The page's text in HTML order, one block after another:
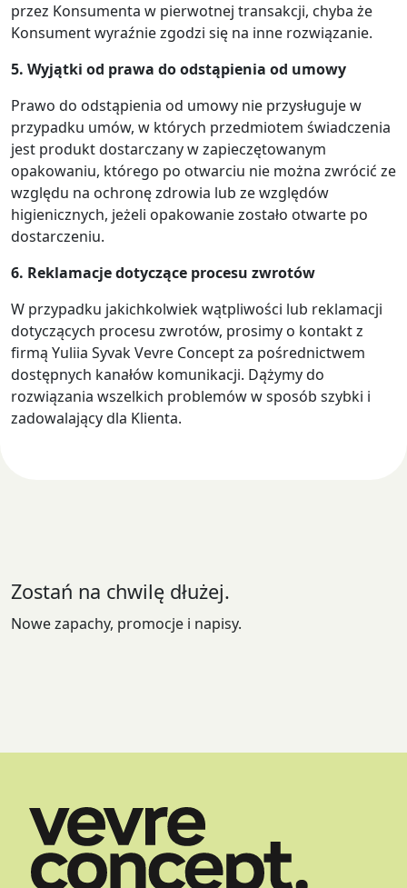
przez Konsumenta w pierwotnej transakcji, chyba że
Konsument wyraźnie zgodzi się na inne rozwiązanie.
5. Wyjątki od prawa do odstąpienia od umowy
Prawo do odstąpienia od umowy nie przysługuje w
przypadku umów, w których przedmiotem świadczenia
jest produkt dostarczany w zapieczętowanym
opakowaniu, którego po otwarciu nie można zwrócić ze
względu na ochronę zdrowia lub ze względów
higienicznych, jeżeli opakowanie zostało otwarte po
dostarczeniu.
6. Reklamacje dotyczące procesu zwrotów
W przypadku jakichkolwiek wątpliwości lub reklamacji
dotyczących procesu zwrotów, prosimy o kontakt z
firmą Yuliia Syvak Vevre Concept za pośrednictwem
dostępnych kanałów komunikacji. Dążymy do
rozwiązania wszelkich problemów w sposób szybki i
zadowalający dla Klienta.
Zostań na chwilę dłużej.
Nowe zapachy, promocje i napisy.